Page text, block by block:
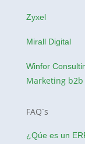
Zyxel
Mirall Digital
Winfor
Marketing b2b
FAQ´s
¿Qúe es un